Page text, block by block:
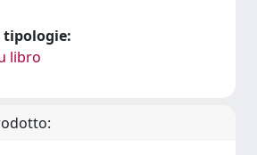
tipologie:
libro